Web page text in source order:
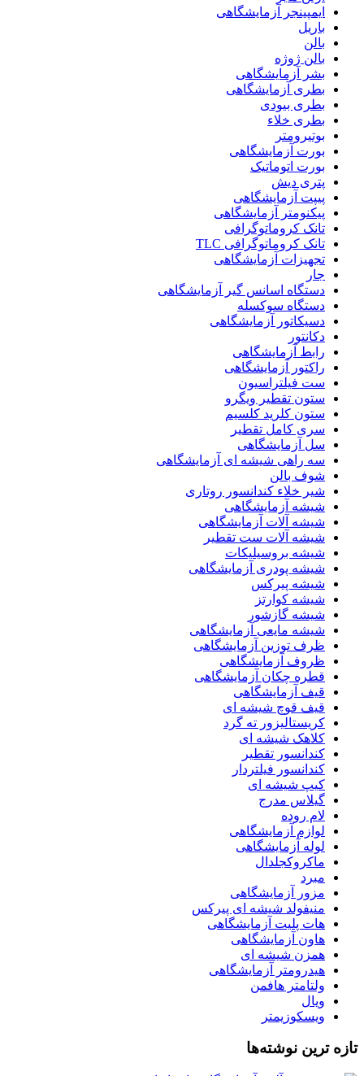
ایمپینجر آزمایشگاهی
باریل
بالن
بالن ژوژه
بشر آزمایشگاهی
بطری آزمایشگاهی
بطری بیودی
بطری خلاء
بوتیرومتر
بورت آزمایشگاهی
بورت اتوماتیک
پتری دیش
پیپت آزمایشگاهی
پیکنومتر آزمایشگاهی
تانک کروماتوگرافی
تانک کروماتوگرافی TLC
تجهیزات آزمایشگاهی
جار
دستگاه اسانس گیر آزمایشگاهی
دستگاه سوکسله
دسیکاتور آزمایشگاهی
دکانتور
رابط آزمایشگاهی
راکتور آزمایشگاهی
ست فیلتراسیون
ستون تقطیر ویگرو
ستون کلرید کلسیم
سری کامل تقطیر
سل آزمایشگاهی
سه راهی شیشه ای آزمایشگاهی
شوف بالن
شیر خلاء کندانسور روتاری
شیشه آزمایشگاهی
شیشه آلات آزمایشگاهی
شیشه آلات ست تقطیر
شیشه بروسیلیکات
شیشه پودری آزمایشگاهی
شیشه پیرکس
شیشه کوارتز
شیشه گازشور
شیشه مایعی آزمایشگاهی
ظرف توزین آزمایشگاهی
ظروف آزمایشگاهی
قطره چکان آزمایشگاهی
قیف آزمایشگاهی
قیف قوچ شیشه ای
کریستالیزور ته گرد
کلاهک شیشه ای
کندانسور تقطیر
کندانسور فیلتردار
کیپ شیشه ای
گیلاس مدرج
لام روده
لوازم آزمایشگاهی
لوله آزمایشگاهی
ماکروکجلدال
مبرد
مزور آزمایشگاهی
منیفولد شیشه ای پیرکس
هات پلیت آزمایشگاهی
هاون آزمایشگاهی
همزن شیشه ای
هیدرومتر آزمایشگاهی
ولتامتر هافمن
ویال
ویسکوزیمتر
تازه ترین نوشته‌ها